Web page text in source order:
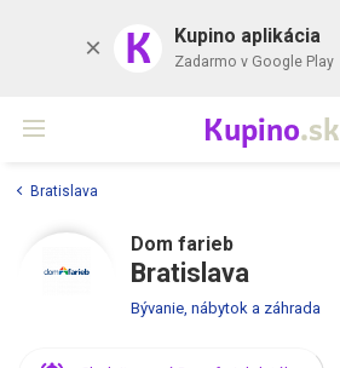
K Kupino aplikácia
Zadarmo v Google Play
Kupino.sk
Bratislava
Dom farieb
Bratislava
Bývanie, nábytok a záhrada